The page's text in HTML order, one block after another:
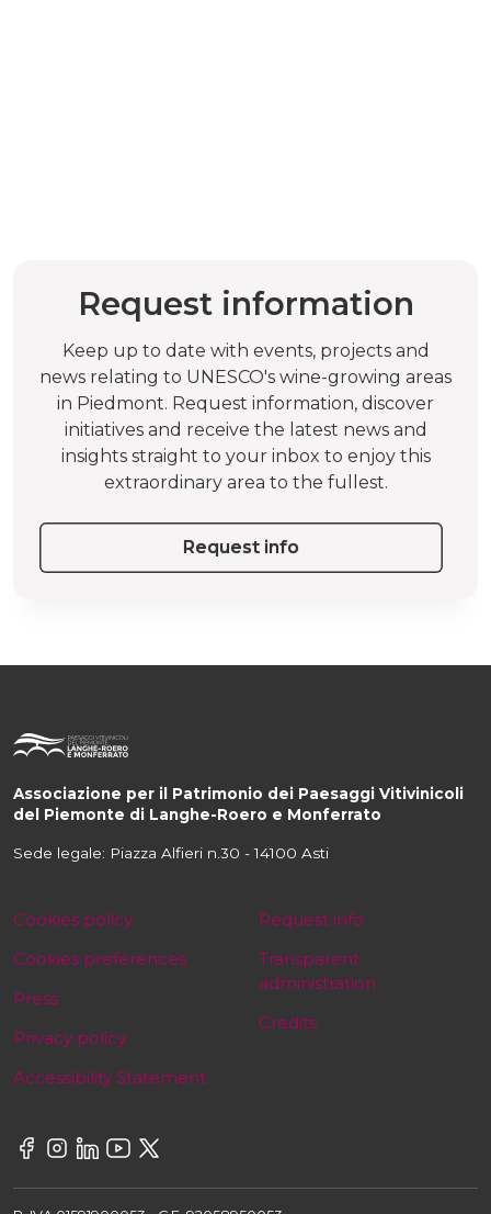
Request information
Keep up to date with events, projects and
news relating to UNESCO's wine-growing areas
in Piedmont. Request information, discover
initiatives and receive the latest news and
insights straight to your inbox to enjoy this
extraordinary area to the fullest.
Request info
Associazione per il Patrimonio dei Paesaggi Vitivinicoli
del Piemonte di Langhe-Roero e Monferrato
Sede legale: Piazza Alfieri n.30 - 14100 Asti
Cookies policy
Cookies preferences
Press
Privacy policy
Accessibility Statement
Request info
Transparent
administration
Credits